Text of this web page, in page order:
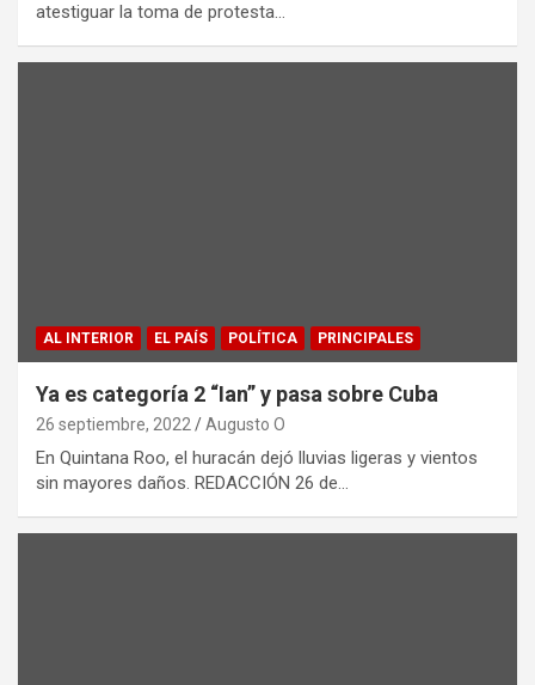
atestiguar la toma de protesta…
AL INTERIOR EL PAÍS POLÍTICA PRINCIPALES
Ya es categoría 2 “Ian” y pasa sobre Cuba
26 septiembre, 2022 Augusto O
En Quintana Roo, el huracán dejó lluvias ligeras y vientos
sin mayores daños. REDACCIÓN 26 de…